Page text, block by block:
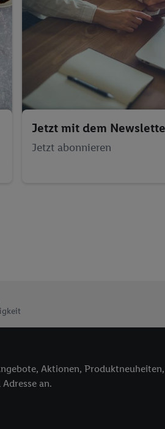
Jetzt mit dem
Jetzt abonnieren
Aktionen,
an.